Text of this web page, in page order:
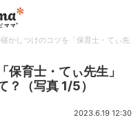
かしつけのコツを「保育士・てぃ先
育士・てぃ先生」
？（写真 1/5）
2023.6.19 12:30